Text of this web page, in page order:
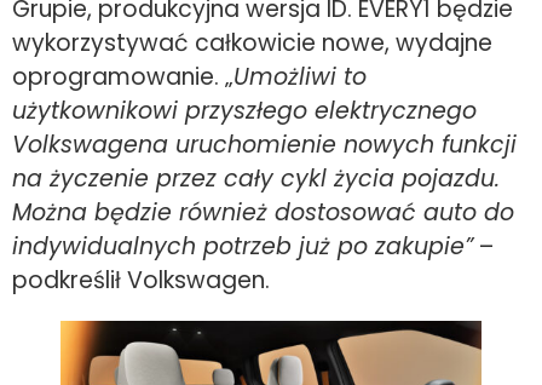
Grupie, produkcyjna wersja ID. EVERY1 będzie
wykorzystywać całkowicie nowe, wydajne
oprogramowanie. „Umożliwi to
użytkownikowi przyszłego elektrycznego
Volkswagena uruchomienie nowych funkcji
na życzenie przez cały cykl życia pojazdu.
Można będzie również dostosować auto do
indywidualnych potrzeb już po zakupie”–
podkreślił Volkswagen.